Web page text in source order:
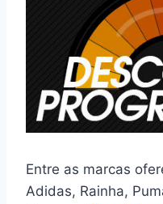
Entre as marcas
Adidas, Rainha,